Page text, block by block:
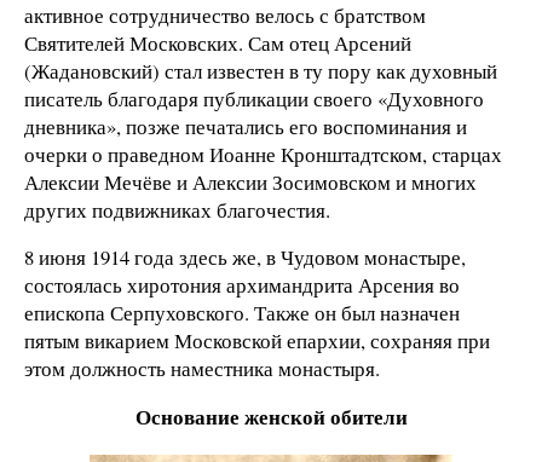
активное сотрудничество велось с братством
Святителей Московских. Сам отец Арсений
(Жадановский) стал известен в ту пору как духовный
писатель благодаря публикации своего «Духовного
дневника», позже печатались его воспоминания и
очерки о праведном Иоанне Кронштадтском, старцах
Алексии Мечёве и Алексии Зосимовском и многих
других подвижниках благочестия.
8 июня 1914 года здесь же, в Чудовом монастыре,
состоялась хиротония архимандрита Арсения во
епископа Серпуховского. Также он был назначен
пятым викарием Московской епархии, сохраняя при
этом должность наместника монастыря.
Основание женской обители